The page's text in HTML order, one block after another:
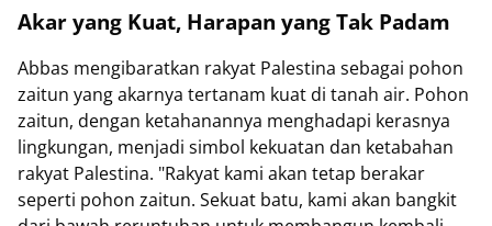
Akar yang Kuat, Harapan yang Tak Padam
Abbas mengibaratkan rakyat Palestina sebagai pohon
zaitun yang akarnya tertanam kuat di tanah air. Pohon
zaitun, dengan ketahanannya menghadapi kerasnya
lingkungan, menjadi simbol kekuatan dan ketabahan
rakyat Palestina. "Rakyat kami akan tetap berakar
seperti pohon zaitun. Sekuat batu, kami akan bangkit